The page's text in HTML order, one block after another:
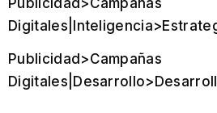
Publicidad>Campañas
Publicidad>Campañas